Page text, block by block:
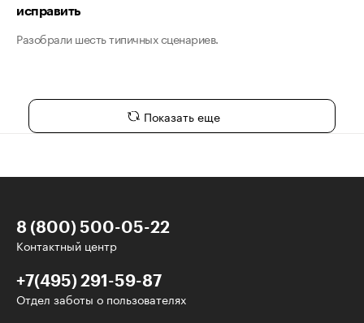
исправить
Разобрали шесть типичных сценариев.
Показать еще
8 (800) 500-05-22
Контактный центр
+7(495) 291-59-87
Отдел заботы о пользователях